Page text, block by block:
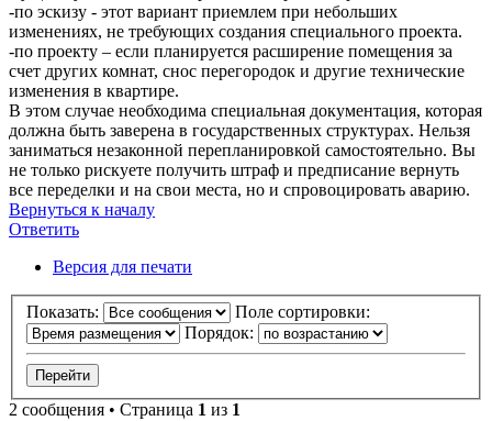
-по эскизу - этот вариант приемлем при небольших
изменениях, не требующих создания специального проекта.
-по проекту – если планируется расширение помещения за
счет других комнат, снос перегородок и другие технические
изменения в квартире.
В этом случае необходима специальная документация, которая
должна быть заверена в государственных структурах. Нельзя
заниматься незаконной перепланировкой самостоятельно. Вы
не только рискуете получить штраф и предписание вернуть
все переделки и на свои места, но и спровоцировать аварию.
Вернуться к началу
Ответить
Ответить
Версия для печати
Показать:
Поле сортировки:
Порядок:
2 сообщения • Страница 1 из 1